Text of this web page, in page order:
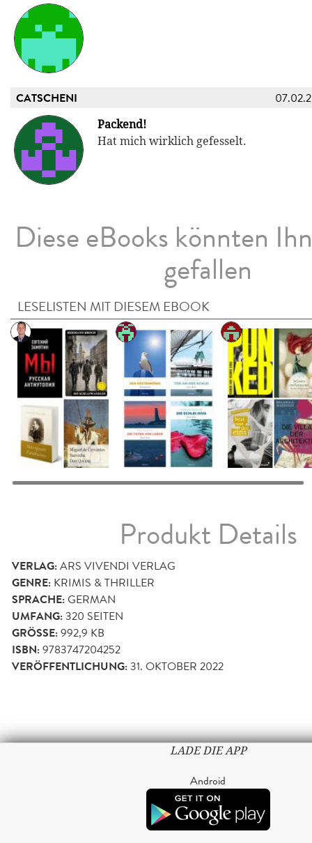
CATSCHENI
Packend!
Hat mich wirklich gefesselt.
Diese eBooks könnten
gefallen
LESELISTEN MIT DIESEM EBOOK
Produkt Details
VERLAG:ARS VIVENDI VERLAG
GENRE: KRIMIS & THRILLER
SPRACHE:GERMAN
UMFANG:320 SEITEN
GRÖSSE: 992,9 KB
ISBN:9783747204252
VERÖFFENTLICHUNG:31. OKTOBER 2022
LADE DIE APP
Android